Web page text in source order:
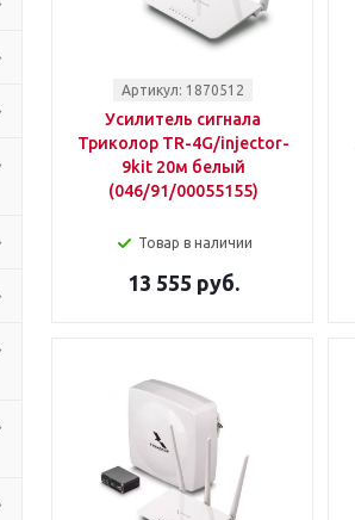
Артикул: 1870512
Усилитель сигнала
Триколор TR-4G/injector-
9kit 20м белый
(046/91/00055155)
Товар в наличии
13 555 руб.